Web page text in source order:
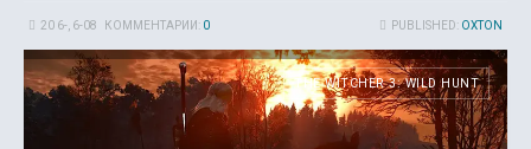
PUBLISHED: OXTON
20 6-, 6-08 КОММЕНТАРИИ: 0
THE WITCHER 3: WILD HUNT